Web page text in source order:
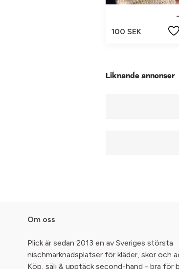
-
100 SEK
Liknande annonser
Om oss
Plick är sedan 2013 en av Sveriges största
nischmarknadsplatser för kläder, skor och
Köp, sälj & upptäck second-hand - bra för